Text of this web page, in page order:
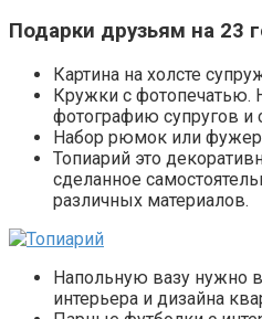
Подарки друзьям на 23
Картина на холсте
Кружки с
фотографию супругов и
Набор рюмок или
Топиарий это
сделанное
различных материалов.
Напольную вазу нужно
интерьера и дизайна